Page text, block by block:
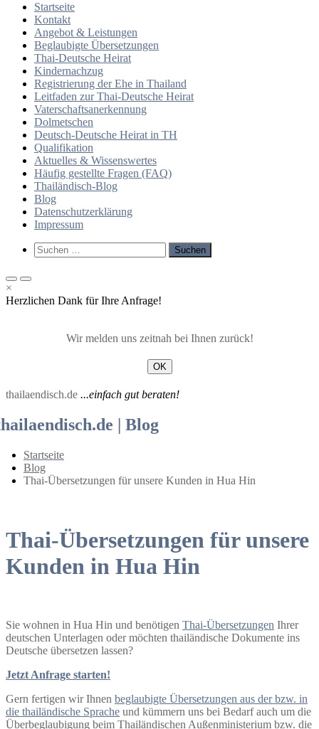
Startseite
Kontakt
Angebot & Leistungen
Beglaubigte Übersetzungen
Thai-Deutsche Heirat
Kindernachzug
Registrierung der Ehe in Thailand
Leitfaden zur Thai-Deutsche Heirat
Vaterschaftsanerkennung
Dolmetschen
Deutsch-Deutsche Heirat in TH
Qualifikation
Aktuelles & Wissenswertes
Häufig gestellte Fragen (FAQ)
Thailändisch-Blog
Blog
Datenschutzerklärung
Impressum
Such-
Formular
Suchen
nach:
Primäres
Menü
für
Primäres
Menü
für
×
Herzlichen Dank für Ihre Anfrage!
Wir melden uns zeitnah bei Ihnen zurück!
OK
thailaendisch.de ...einfach gut beraten!
| Blog
Startseite
Blog
Thai-Übersetzungen für unsere Kunden in Hua Hin
Thai-Übersetzungen für unsere
Kunden in Hua Hin
Sie wohnen in Hua Hin und benötigen Thai-Übersetzungen Ihrer
deutschen Unterlagen oder möchten thailändische Dokumente ins
Deutsche übersetzen lassen?
Jetzt Anfrage starten!
Gern fertigen wir Ihnen beglaubigte Übersetzungen aus der bzw. in
die thailändische Sprache und kümmern uns bei Bedarf auch um die
Überbeglaubigung beim Thailändischen Außenministerium bzw. die